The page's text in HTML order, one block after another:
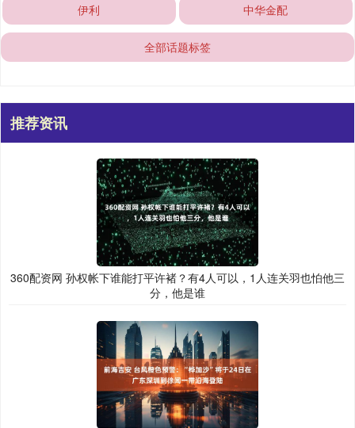
伊利 中华金配
全部话题标签
推荐资讯
360配资网 孙权帐下谁能打平许褚？有4人可以，1人连关羽也怕他三
分，他是谁